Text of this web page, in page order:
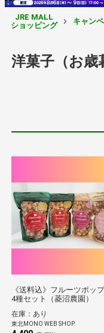
JRE MALL
ショッピング
キャン
洋菓子（お歳
《送料込》フルーツポッ
4種セット（菱沼農園）
在庫：あり
東北MONO WEB SHOP